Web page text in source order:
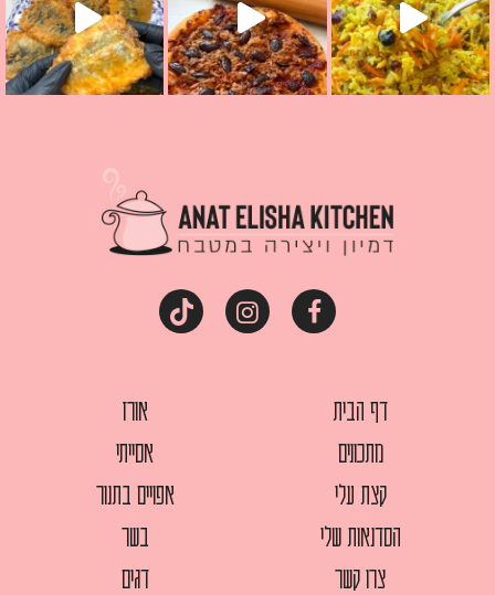
דף הבית
מתכונים
קצת עלי
הסדנאות שלי
צרו קשר
אורז
אסייתי
אפויים בתנור
בשר
דגים